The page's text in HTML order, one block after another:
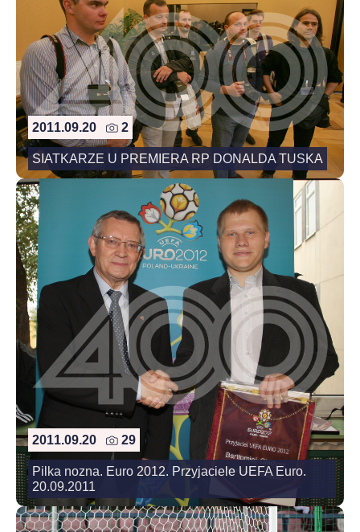
2011.09.20 2
SIATKARZE U PREMIERA RP DONALDA TUSKA
2011.09.20 29
Pilka nozna. Euro 2012. Przyjaciele UEFA Euro.
20.09.2011